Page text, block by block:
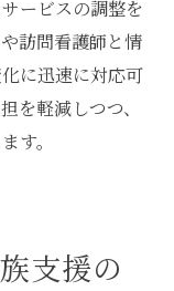
ービスの調整を
訪問看護師と情
に迅速に対応可
を軽減しつつ、
す。
支援の